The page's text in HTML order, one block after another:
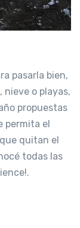
pasarla bien,
o playas,
propuestas
permita el
quitan el
todas las